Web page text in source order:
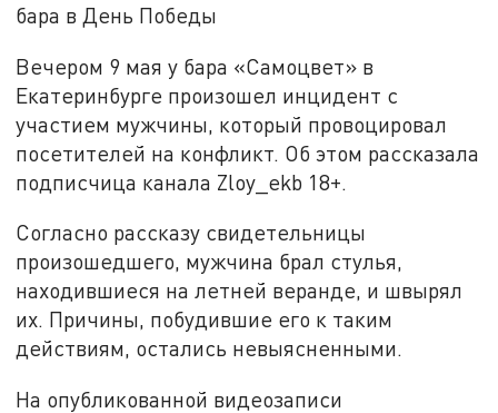
бара в День Победы
Вечером 9 мая у бара «Самоцвет» в
Екатеринбурге произошел инцидент с
участием мужчины, который провоцировал
посетителей на конфликт. Об этом рассказала
подписчица канала Zloy_ekb 18+.
Согласно рассказу свидетельницы
произошедшего, мужчина брал стулья,
находившиеся на летней веранде, и швырял
их. Причины, побудившие его к таким
действиям, остались невыясненными.
На опубликованной видеозаписи